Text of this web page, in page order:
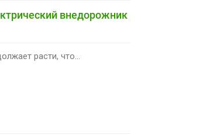
внедорожник
расти, что...